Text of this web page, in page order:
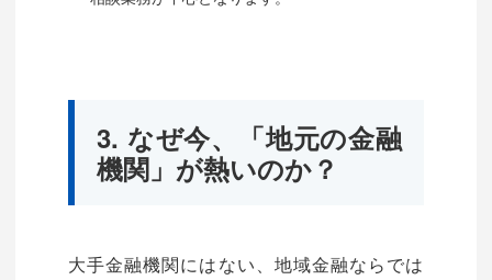
3. なぜ今、「地元の金融
機関」が熱いのか？
大手金融機関にはない、地域金融ならでは